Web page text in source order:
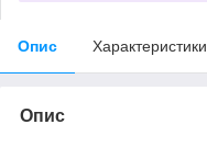
Опис Характеристики
Опис